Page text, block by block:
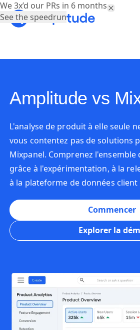
Amplitude vs
L'analyse de produit à elle seule
vous contentez pas de solutions
Mixpanel. Comprenez
grâce à l'expérimentation, à la
à la plateforme de données client
Commencer
Explorer la
We 3x’d our PRs in 6 months.
See the speedrun